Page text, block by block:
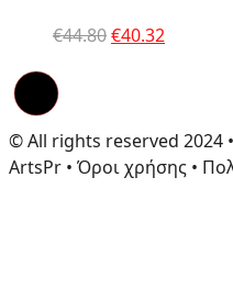
€44.80Original
€40.32
€40.32.
© All rights reserved 2024
ArtsPr • Όροι χρήσης •